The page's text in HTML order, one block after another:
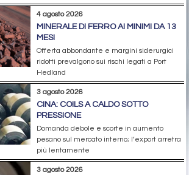
4 agosto 2026
MINERALE DI FERRO AI MINIMI DA 13
MESI
Offerta abbondante e margini siderurgici
ridotti prevalgono sui rischi legati a Port
Hedland
3 agosto 2026
CINA: COILS A CALDO SOTTO
PRESSIONE
Domanda debole e scorte in aumento
pesano sul mercato interno; l’export arretra
più lentamente
3 agosto 2026